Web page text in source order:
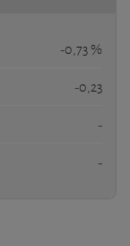
-0,73 %
-0,23
-
-